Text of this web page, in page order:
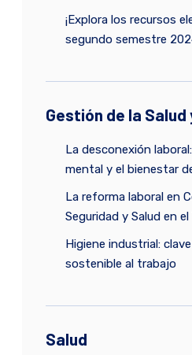
¡Explora los recursos
segundo semestre
Gestión de la
La desconexión
mental y el bienestar
La reforma laboral en
Seguridad y Salud en
Higiene industrial:
sostenible al trabajo
Salud